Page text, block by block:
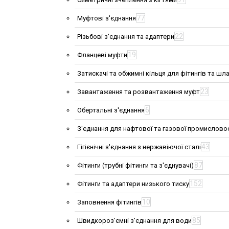
Муфтові з'єднання 77
Різьбові з'єднання та адаптери 22
Фланцеві муфти 19
Затискачі та обжимні кільця для фітингів та
Завантаження та розвантаження муфт23
Обертальні з'єднання 6
З'єднання для нафтової та газової
Гігієнічні з'єднання з нержавіючої сталі43
Фітинги (трубні фітинги та з'єднувачі) 87
Фітинги та адаптери низького тиску 152
Заповнення фітингів 10
Швидкороз'ємні з'єднання для води 85